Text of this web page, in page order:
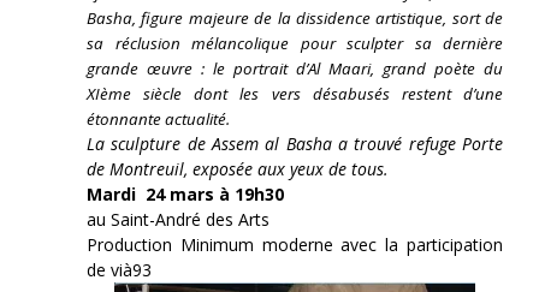
Basha, figure majeure de la dissidence artistique, sort de
sa réclusion mélancolique pour sculpter sa dernière
grande œuvre : le portrait d’Al Maari, grand poète du
XIème siècle dont les vers désabusés restent d’une
étonnante actualité.
La sculpture de Assem al Basha a trouvé refuge Porte
de Montreuil, exposée aux yeux de tous.
Mardi 24 mars à 19h30
au Saint-André des Arts
Production Minimum moderne avec la participation
de vià93